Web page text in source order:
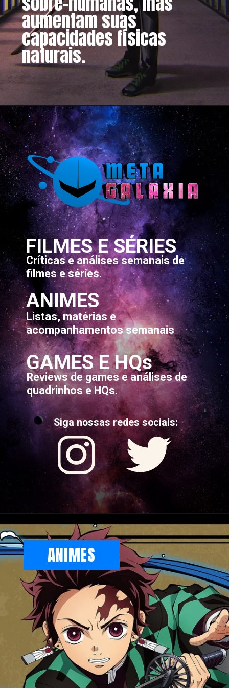
aumentam suas
capacidades físicas
naturais.
Opening
FILMES E SÉRIES
Críticas e análises semanais de
filmes e séries.
ANIMES
Listas, matérias e
acompanhamentos semanais
GAMES E HQs
Reviews de games e análises de
quadrinhos e HQs.
Siga nossas redes sociais:
ANIMES